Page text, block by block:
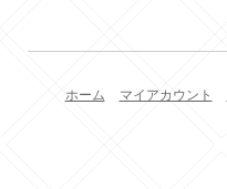
ホーム マイアカウント